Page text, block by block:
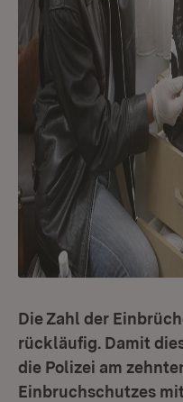
Die Zahl der
rückläufig. Damit
die Polizei am
Einbruchschutzes